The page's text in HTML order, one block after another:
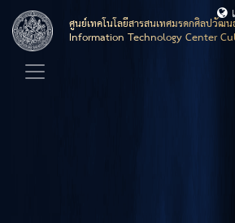
ศูนย์เทคโนโลยีสารสนเทศมรดกศิลปวัฒน
Information Technology Center